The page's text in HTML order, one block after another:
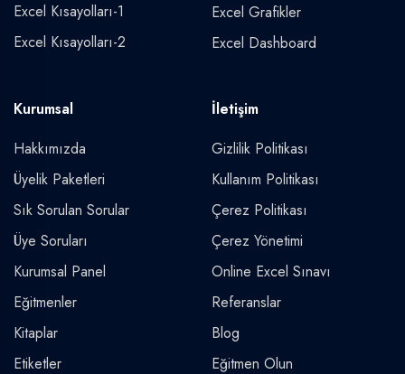
Excel Kısayolları-1
Excel Kısayolları-2
Excel Grafikler
Excel Dashboard
Kurumsal
Hakkımızda
Üyelik Paketleri
Sık Sorulan Sorular
Üye Soruları
Kurumsal Panel
Eğitmenler
Kitaplar
Etiketler
İletişim
Gizlilik Politikası
Kullanım Politikası
Çerez Politikası
Çerez Yönetimi
Online Excel Sınavı
Referanslar
Blog
Eğitmen Olun